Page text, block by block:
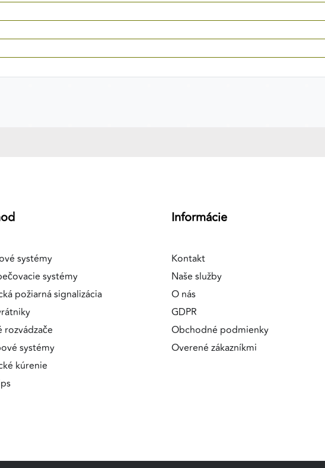
systémy
systémy
požiarná signalizácia
rozvádzače
systémy
kúrenie
Informácie
Kontakt
Naše služby
O nás
GDPR
Obchodné podmienky
Overené zákazníkmi